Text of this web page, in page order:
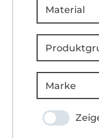
Material
Marke